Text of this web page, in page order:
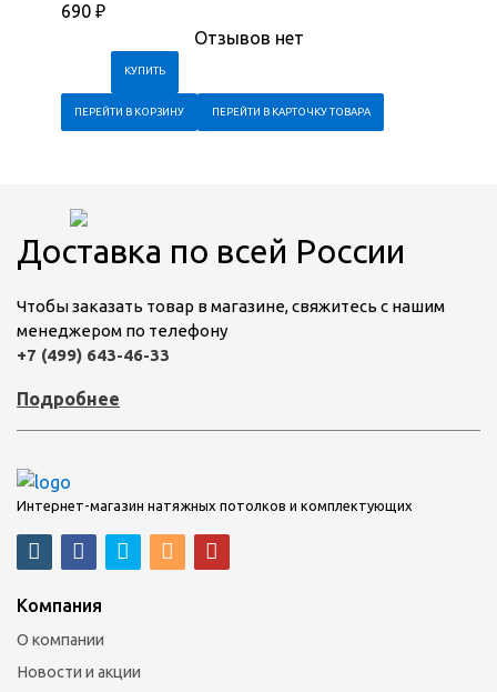
690 ₽
Отзывов нет
ПЕРЕЙТИ В КОРЗИНУ ПЕРЕЙТИ В КАРТОЧКУ ТОВАРА
Доставка по всей России
Чтобы заказать товар в магазине, свяжитесь с нашим
менеджером по телефону
+7 (499) 643-46-33
Подробнее
Интернет-магазин натяжных потолков и комплектующих
Компания
О компании
Новости и акции